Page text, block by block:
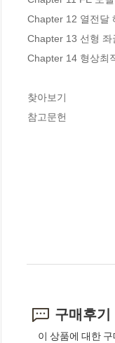
Chapter 12 열전달
Chapter 13 선형 좌
Chapter 14 형상최
찾아보기
참고문헌
구매후기
이 상품에 대한